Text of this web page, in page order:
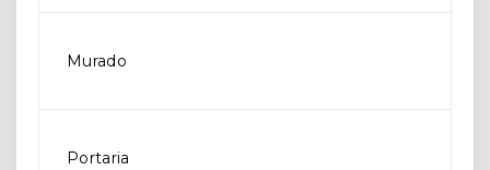
Murado
Portaria